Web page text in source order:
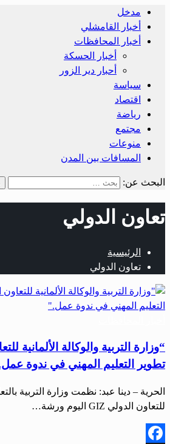
مدخل
أخبار القامشلي
أخبار المحافظات
أخبار الحسكة
أحبار دير الزور
سياسة
اقتصاد
رياضة
مجتمع
منوعات
المسافات بين المدن
البحث عن:
تعاون الدولي
الرئيسية
تعاون الدولي
“وزارة التربية والوكالة الألمانية
تطوير التعليم المهني في ندوة
الحرية – دينا عبد: نظمت وزارة التربية
للتعاون الدولي GIZ اليوم ورشة…